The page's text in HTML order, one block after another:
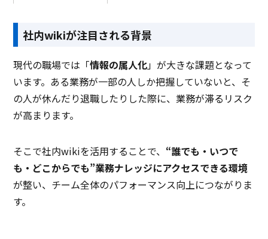
複数人で同時編集・コメントが可能
社内wikiが注目される背景
現代の職場では「情報の属人化」が大きな課題となって
います。ある業務が一部の人しか把握していないと、 そ
の人が休んだり退職したりした際に、業務が滞るリスク
が高まります。
そこで社内wikiを活用することで、 “誰でも・いつで
も・どこからでも”業務ナレッジにアクセスできる環境
が整い、チーム全体のパフォーマンス向上につながりま
す。